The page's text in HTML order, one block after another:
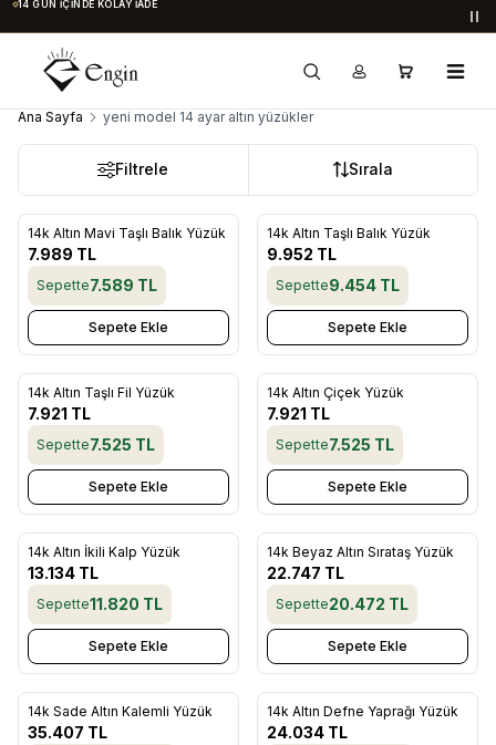
14 GÜN İÇINDE KOLAY İADE
Ana Sayfa yeni model 14 ayar altın yüzükler
Filtrele Sırala
Favorilere Ekle
14k Altın Mavi Taşlı Balık Yüzük
7.989 TL
Sepette7.589 TL
Sepete Ekle
Favorilere Ekle
14k Altın Taşlı Balık Yüzük
9.952 TL
Sepette9.454 TL
Sepete Ekle
Favorilere Ekle
14k Altın Taşlı Fil Yüzük
7.921 TL
Sepette7.525 TL
Sepete Ekle
Favorilere Ekle
14k Altın Çiçek Yüzük
7.921 TL
Sepette7.525 TL
Sepete Ekle
Favorilere Ekle
14k Altın İkili Kalp Yüzük
13.134 TL
Sepette11.820 TL
Sepete Ekle
Favorilere Ekle
14k Beyaz Altın Sırataş Yüzük
22.747 TL
Sepette20.472 TL
Sepete Ekle
Favorilere Ekle
14k Sade Altın Kalemli Yüzük
35.407 TL Favorilere Ekle
14k Altın Defne Yaprağı Yüzük
24.034 TL